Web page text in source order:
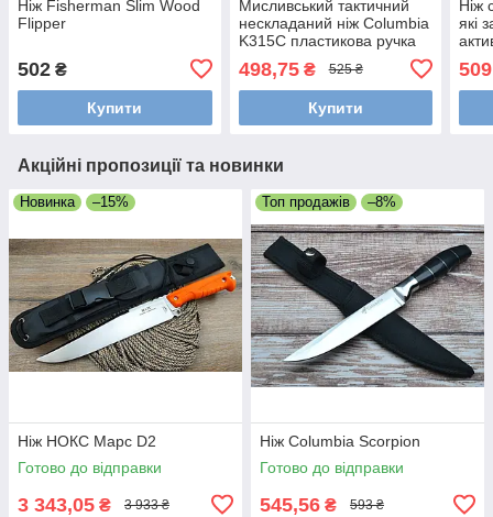
Ніж Fisherman Slim Wood
Flipper
502 ₴
Купити
Мисливський тактичний
нескладаний ніж Columbia
K315C пластикова ручка
498,75₴ 525 ₴
Купити
Ніж
які
509
Акційні пропозиції та новинки
Новинка –15%
Ніж НОКС Марс D2
Готово до відправки
3 343,05 ₴ 3 933 ₴
Топ продажів –8%
Ніж Columbia Scorpion
Готово до відправки
545,56 ₴ 593 ₴